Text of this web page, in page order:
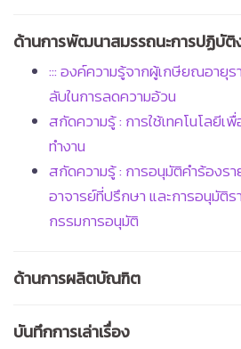
ด้านการพัฒนาสมรรถนะการปฏิบัติ
::: องค์ความรู้จากผู้เกษียณอายุร
ลับในการลดความอ้วน
สกัดความรู้ : การใช้เทคโนโลยีเ
ทำงาน
สกัดความรู้ : การอนุมัติคำร้องร
อาจารย์ที่ปรึกษา และการอนุมัติ
กรรมการอนุมัติ
ด้านการผลิตบัณฑิต
บันทึกการเล่าเรื่อง